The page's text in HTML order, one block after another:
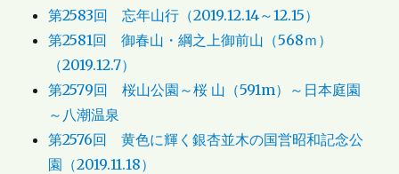
第2583回 忘年山行（2019.12.14～12.15）
第2581回 御春山・綱之上御前山（568ｍ）
（2019.12.7）
第2579回 桜山公園～桜 山（591m）～日本庭園
～八潮温泉
第2576回 黄色に輝く銀杏並木の国営昭和記念公
園（2019.11.18）